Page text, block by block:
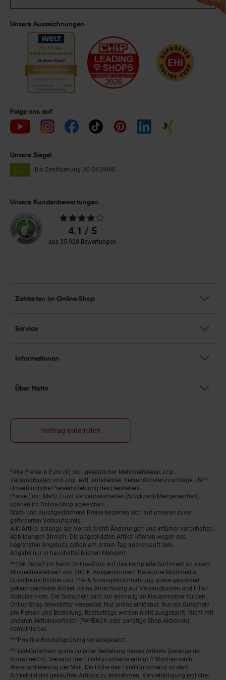
Unsere Auszeichnungen
Folge uns auf
Unsere Siegel
Bio Zertifizierung DE-ÖKO-060
Unsere Kundenbewertungen
Durchschnittliche
Bewertungen4.1 / 5
aus 35.928 Bewertungen
Zahlarten im Online-Shop
Service
Informationen
Über Netto
Vertrag widerrufen
Fußnoten
*Alle Preise in Euro (€) inkl. gesetzlicher Mehrwertsteuer, zzgl.
Versandkosten und zzgl. evtl. anfallender Versandkostenzuschläge. UVP:
Unverbindliche Preisempfehlung des Herstellers.
Preise (inkl. MwSt.) und Verkaufseinheiten (Stückzahl/Mengeneinheit)
können im Online-Shop abweichen.
Statt- und durchgestrichene Preise beziehen sich auf unseren zuvor
geforderten Verkaufspreis.
Alle Artikel solange der Vorrat reicht! Änderungen und Irrtümer vorbehalten.
Abbildungen ähnlich. Die abgebildeten Artikel können wegen des
begrenzten Angebots schon am ersten Tag ausverkauft sein.
Abgabe nur in haushaltsüblichen Mengen!
**15€ Rabatt im Netto Online-Shop auf das komplette Sortiment ab einem
Mindestbestellwert von 200 €. Ausgenommen: Kategorie Multimedia,
Gutscheine, Bücher und Pre- & Anfangsmilchnahrung sowie gesondert
gekennzeichnete Artikel. Keine Anrechnung auf Versandkosten und Filial-
Abholservices. Der Gutschein wird nur einmalig an Neuanmelder für den
Online-Shop-Newsletter versendet. Nur online einlösbar. Nur ein Gutschein
pro Person und Bestellung. Restbeträge werden nicht ausgezahlt. Nicht mit
anderen Aktionsvorteilen (PAYBACK oder sonstige Shop-Aktionen)
kombinierbar.
***Positive Bonitätsprüfung vorausgesetzt
²⁰Filial-Gutschein gratis zu jeder Bestellung dieses Artikels (solange der
Vorrat reicht). Versand des Filial-Gutscheins erfolgt 4 Wochen nach
Warenanlieferung per Mail. Die Höhe des Filial-Gutscheins ist dem
Artikelbild des gekauften Artikels zu entnehmen. Vervielfältigung jeglicher